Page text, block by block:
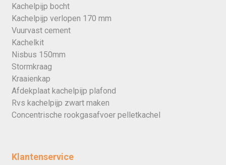
Kachelpijp bocht
Kachelpijp verlopen 170 mm
Vuurvast cement
Kachelkit
Nisbus 150mm
Stormkraag
Kraaienkap
Afdekplaat kachelpijp plafond
Rvs kachelpijp zwart maken
Concentrische rookgasafvoer pelletkachel
Klantenservice